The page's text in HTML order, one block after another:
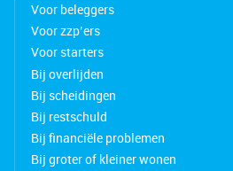
Voor beleggers
Voor zzp’ers
Voor starters
Bij overlijden
Bij scheidingen
Bij restschuld
Bij financiële problemen
Bij groter of kleiner wonen